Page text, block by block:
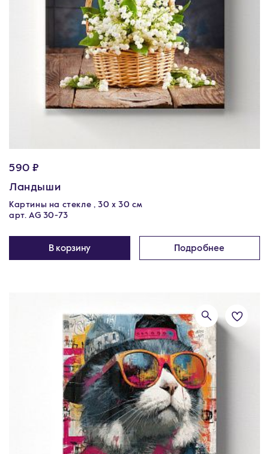
590 ₽
Ландыши
Картины на стекле , 30 x 30 см
арт. AG 30-73
В корзину Подробнее